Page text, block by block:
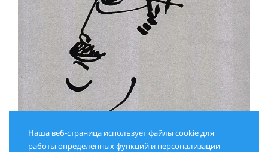
Стихи из дневника
Наша веб-страница использует файлы cookie для
работы определенных функций и персонализации